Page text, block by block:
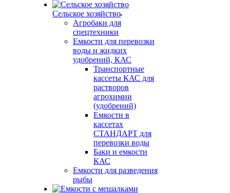
Сельское хозяйство
Агробаки для
спецтехники
Емкости для перевозки
воды и жидких
удобрений, КАС
Транспортные
кассеты КАС для
растворов
агрохимии
(удобрений)
Емкости в
кассетах
СТАНДАРТ для
перевозки воды
Баки и емкости
КАС
Емкости для разведения
рыбы